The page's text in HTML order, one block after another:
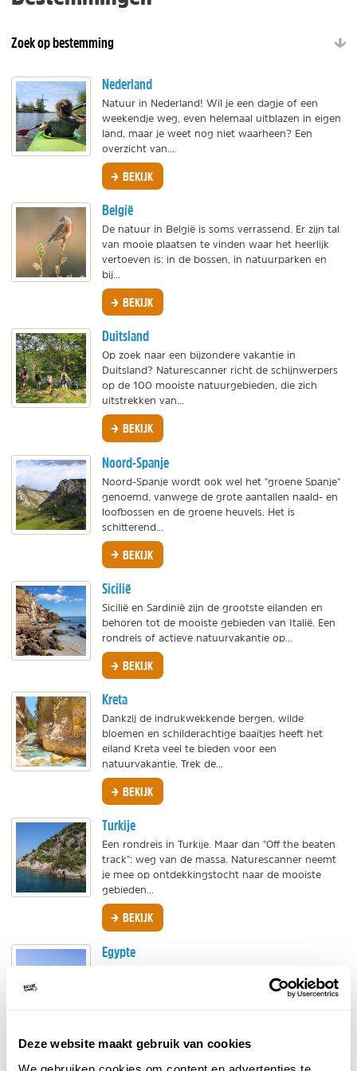
Deze website maakt gebruik van cookies
Zoek op bestemming
Nederland
Natuur in Nederland! Wil je een dagje of een
weekendje weg, even helemaal uitblazen in eigen
land, maar je weet nog niet waarheen? Een
overzicht van...
BEKIJK
België
De natuur in België is soms verrassend. Er zijn tal
van mooie plaatsen te vinden waar het heerlijk
vertoeven is: in de bossen, in natuurparken en
bij...
BEKIJK
Duitsland
Op zoek naar een bijzondere vakantie in
Duitsland? Naturescanner richt de schijnwerpers
op de 100 mooiste natuurgebieden, die zich
uitstrekken van...
BEKIJK
Noord-Spanje
Noord-Spanje wordt ook wel het "groene Spanje"
genoemd, vanwege de grote aantallen naald- en
loofbossen en de groene heuvels. Het is
schitterend...
BEKIJK
Sicilië
Sicilië en Sardinië zijn de grootste eilanden en
behoren tot de mooiste gebieden van Italië. Een
rondreis of actieve natuurvakantie op...
BEKIJK
Kreta
Dankzij de indrukwekkende bergen, wilde
bloemen en schilderachtige baaitjes heeft het
eiland Kreta veel te bieden voor een
natuurvakantie. Trek de...
BEKIJK
Turkije
Een rondreis in Turkije. Maar dan "Off the beaten
track": weg van de massa. Naturescanner neemt
je mee op ontdekkingstocht naar de mooiste
gebieden...
BEKIJK
Egypte
cultureel gebied veel te beleven: Luxor, de
BEKIJK